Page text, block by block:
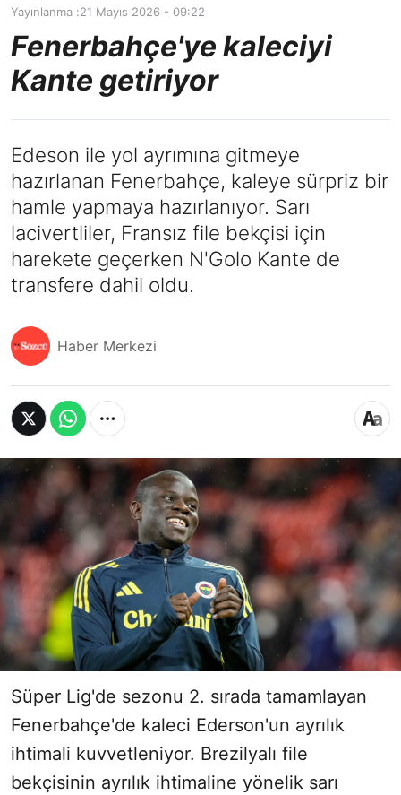
Yayınlanma :21 Mayıs 2026 - 09:22
Fenerbahçe'ye kaleciyi
Kante getiriyor
Edeson ile yol ayrımına gitmeye
hazırlanan Fenerbahçe, kaleye sürpriz bir
hamle yapmaya hazırlanıyor. Sarı
lacivertliler, Fransız file bekçisi için
harekete geçerken N'Golo Kante de
transfere dahil oldu.
Haber Merkezi
Süper Lig'de sezonu 2. sırada tamamlayan
Fenerbahçe'de kaleci Ederson'un ayrılık
ihtimali kuvvetleniyor. Brezilyalı file
bekçisinin ayrılık ihtimaline yönelik sarı